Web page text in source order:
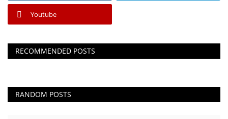
Youtube
RECOMMENDED POSTS
RANDOM POSTS